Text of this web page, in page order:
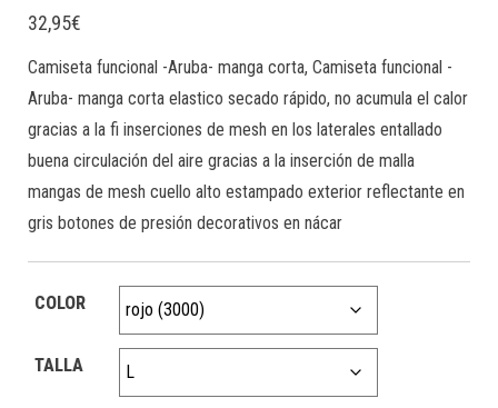
32,95€
Camiseta funcional -Aruba- manga corta, Camiseta funcional -
Aruba- manga corta elastico secado rápido, no acumula el calor
gracias a la fi inserciones de mesh en los laterales entallado
buena circulación del aire gracias a la inserción de malla
mangas de mesh cuello alto estampado exterior reflectante en
gris botones de presión decorativos en nácar
COLOR
TALLA